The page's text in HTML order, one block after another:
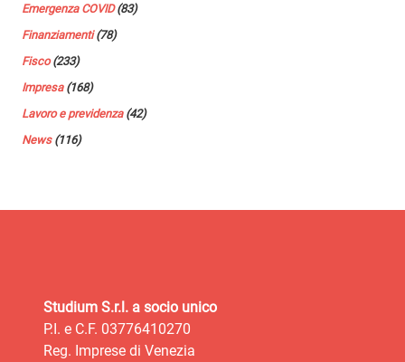
Emergenza COVID(83)
Finanziamenti(78)
Fisco(233)
Impresa(168)
Lavoro e previdenza(42)
News(116)
Studium S.r.l. a socio unico
P.I. e C.F. 03776410270
Reg. Imprese di Venezia